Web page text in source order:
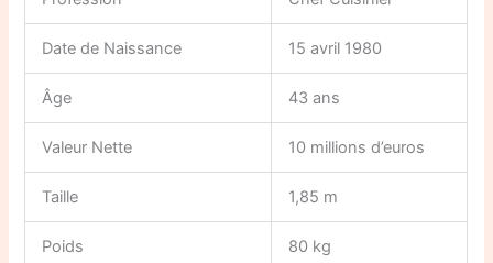
Date de Naissance 15 avril 1980
Âge 43 ans
Valeur Nette 10 millions d’euros
Taille 1,85 m
Poids 80 kg